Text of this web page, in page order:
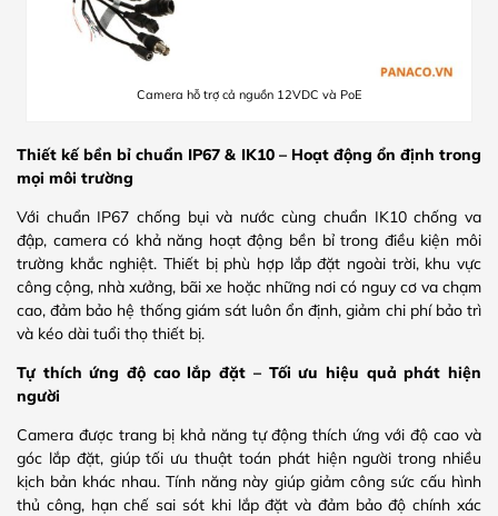
Camera hỗ trợ cả nguồn 12VDC và PoE
Thiết kế bền bỉ chuẩn IP67 & IK10 – Hoạt động ổn định trong
mọi môi trường
Với chuẩn IP67 chống bụi và nước cùng chuẩn IK10 chống va
đập, camera có khả năng hoạt động bền bỉ trong điều kiện môi
trường khắc nghiệt. Thiết bị phù hợp lắp đặt ngoài trời, khu vực
công cộng, nhà xưởng, bãi xe hoặc những nơi có nguy cơ va chạm
cao, đảm bảo hệ thống giám sát luôn ổn định, giảm chi phí bảo trì
và kéo dài tuổi thọ thiết bị.
Tự thích ứng độ cao lắp đặt – Tối ưu hiệu quả phát hiện
người
Camera được trang bị khả năng tự động thích ứng với độ cao và
góc lắp đặt, giúp tối ưu thuật toán phát hiện người trong nhiều
kịch bản khác nhau. Tính năng này giúp giảm công sức cấu hình
thủ công, hạn chế sai sót khi lắp đặt và đảm bảo độ chính xác